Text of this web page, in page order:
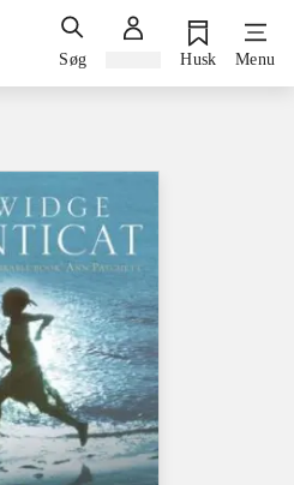
Søg Husk Menu